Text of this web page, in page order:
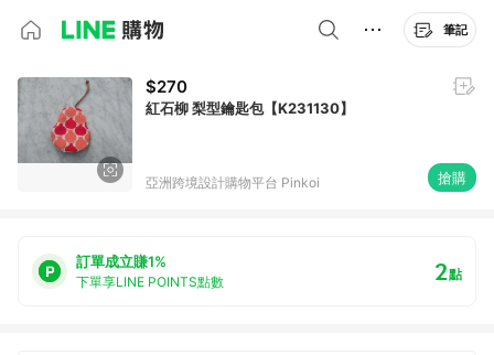
筆記
$270
紅石柳 梨型鑰匙包【K231130】
亞洲跨境設計購物平台 Pinkoi 搶購
訂單成立賺1%
下單享LINE POINTS點數 2點